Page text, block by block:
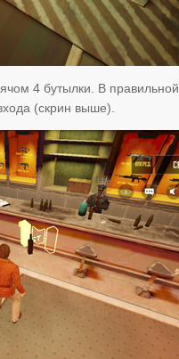
4 бутылки. В правильной
(скрин выше).